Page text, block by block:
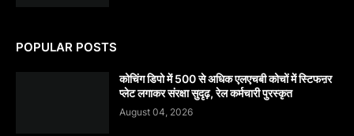
POPULAR POSTS
कोचिंग डिपो में 500 से अधिक एलएचबी कोचों में स्टिफऩर
प्लेट लगाकर संरक्षा सुदृढ़, रेल कर्मचारी पुरस्कृत
August 04, 2026